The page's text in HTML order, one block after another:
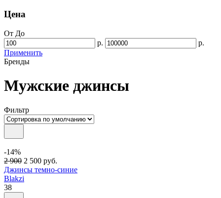
Цена
От До
р.
р.
Применить
Бренды
Мужские джинсы
Фильтр
-14%
2 900 2 500 руб.
Джинсы темно-синие
Blakzi
38